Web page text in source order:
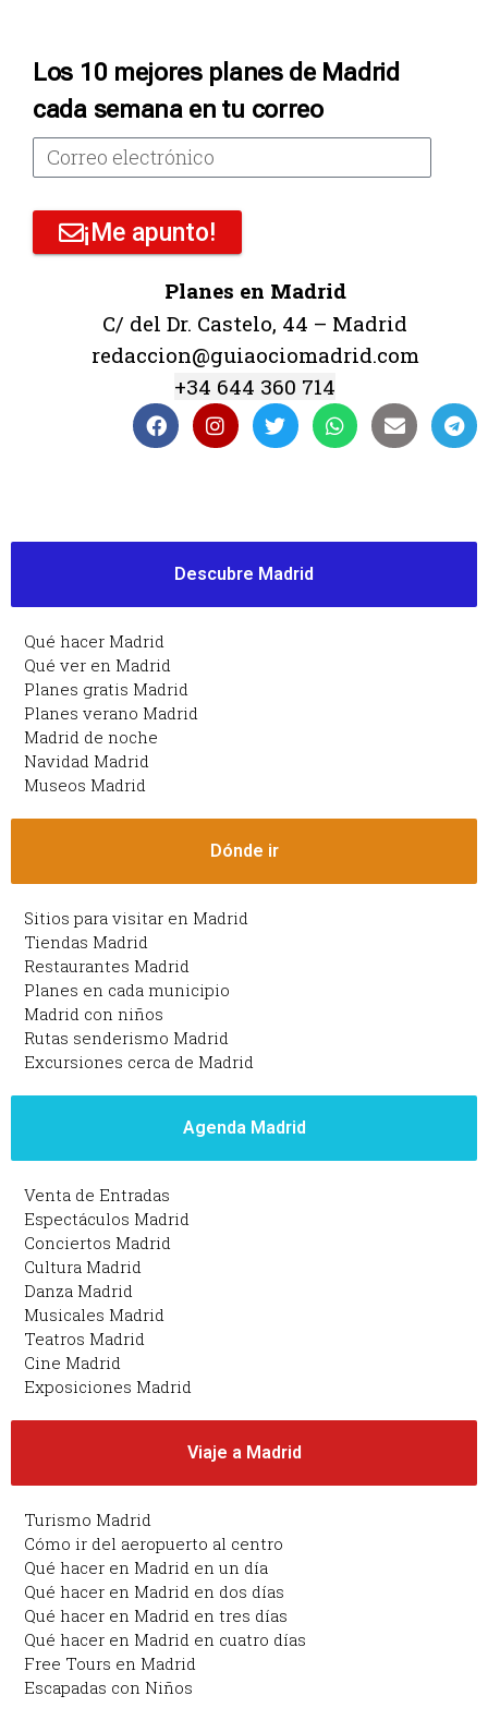
Los 10 mejores planes de Madrid
cada semana en tu correo
¡Me apunto!
Planes en Madrid
C/ del Dr. Castelo, 44 – Madrid
redaccion@guiaociomadrid.com
+34 644 360 714
Descubre Madrid
Qué hacer Madrid
Qué ver en Madrid
Planes gratis Madrid
Planes verano Madrid
Madrid de noche
Navidad Madrid
Museos Madrid
Dónde ir
Sitios para visitar en Madrid
Tiendas Madrid
Restaurantes Madrid
Planes en cada municipio
Madrid con niños
Rutas senderismo Madrid
Excursiones cerca de Madrid
Agenda Madrid
Venta de Entradas
Espectáculos Madrid
Conciertos Madrid
Cultura Madrid
Danza Madrid
Musicales Madrid
Teatros Madrid
Cine Madrid
Exposiciones Madrid
Viaje a Madrid
Turismo Madrid
Cómo ir del aeropuerto al centro
Qué hacer en Madrid en un día
Qué hacer en Madrid en dos días
Qué hacer en Madrid en tres días
Qué hacer en Madrid en cuatro días
Free Tours en Madrid
Escapadas con Niños